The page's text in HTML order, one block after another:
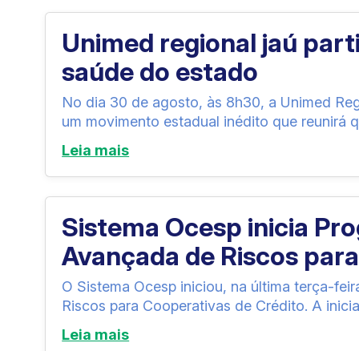
Unimed regional jaú
saúde do estado
No dia 30 de agosto, às 8h30, a Unimed
um movimento estadual inédito que reunirá
Leia mais
Sistema Ocesp inicia
Avançada de Riscos
O Sistema Ocesp iniciou, na última terça-
Riscos para Cooperativas de Crédito. A
Leia mais